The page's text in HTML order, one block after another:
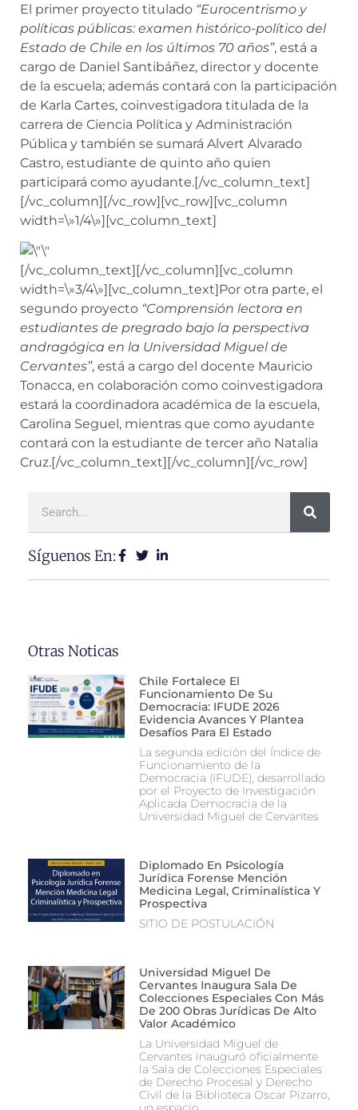
El primer proyecto titulado “Eurocentrismo y
políticas públicas: examen histórico-político del
Estado de Chile en los últimos 70 años”, está a
cargo de Daniel Santibáñez, director y docente
de la escuela; además contará con la participación
de Karla Cartes, coinvestigadora titulada de la
carrera de Ciencia Política y Administración
Pública y también se sumará Alvert Alvarado
Castro, estudiante de quinto año quien
participará como ayudante.[/vc_column_text]
[/vc_column][/vc_row][vc_row][vc_column
width=\»1/4\»][vc_column_text]
[/vc_column_text][/vc_column][vc_column
width=\»3/4\»][vc_column_text] Por otra parte, el
segundo proyecto “Comprensión lectora en
estudiantes de pregrado bajo la perspectiva
andragógica en la Universidad Miguel de
Cervantes”, está a cargo del docente Mauricio
Tonacca, en colaboración como coinvestigadora
estará la coordinadora académica de la escuela,
Carolina Seguel, mientras que como ayudante
contará con la estudiante de tercer año Natalia
Cruz.[/vc_column_text][/vc_column][/vc_row]
Síguenos En:
Otras Noticas
Chile Fortalece El
Funcionamiento De Su
Democracia: IFUDE 2026
Evidencia Avances Y Plantea
Desafíos Para El Estado
La segunda edición del Índice de
Funcionamiento de la
Democracia (IFUDE), desarrollado
por el Proyecto de Investigación
Aplicada Democracia de la
Universidad Miguel de Cervantes
Diplomado En Psicología
Jurídica Forense Mención
Medicina Legal, Criminalística Y
Prospectiva
SITIO DE POSTULACIÓN
Universidad Miguel De
Cervantes Inaugura Sala De
Colecciones Especiales Con Más
De 200 Obras Jurídicas De Alto
Valor Académico
La Universidad Miguel de
Cervantes inauguró oficialmente
la Sala de Colecciones Especiales
de Derecho Procesal y Derecho
Civil de la Biblioteca Oscar Pizarro,